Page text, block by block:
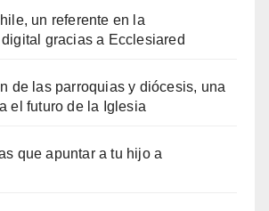
un referente en la
gracias a Ecclesiared
de las parroquias y diócesis, una
el futuro de la Iglesia
que apuntar a tu hijo a